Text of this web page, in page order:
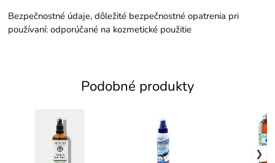
Bezpečnostné údaje, dôležité bezpečnostné opatrenia pri
používaní: odporúčané na kozmetické použitie
Podobné produkty